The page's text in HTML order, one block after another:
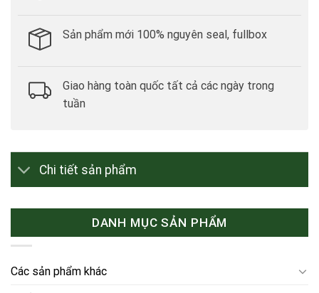
Sản phẩm mới 100% nguyên seal, fullbox
Giao hàng toàn quốc tất cả các ngày trong
tuần
Chi tiết sản phẩm
DANH MỤC SẢN PHẨM
Các sản phẩm khác